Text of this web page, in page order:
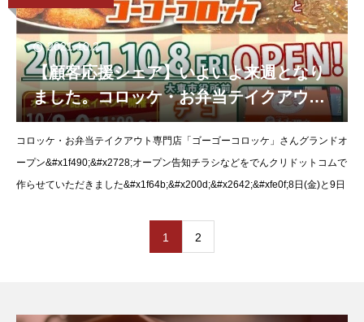
2021.10.2
【顧客応援シェア】いよいよ来週となり
ました。コロッケ・お弁当テイクアウト
専門店「ゴーゴーコロッケ」さんグラン
ドオープン！
コロッケ・お弁当テイクアウト専門店「ゴーゴーコロッケ」さんグランドオ
ープン&#x1f490;&#x2728;オープン告知チラシなどをでんクリドットコムで
作らせていただきました&#x1f64b;&#x200d;&#x2642;&#xfe0f;8日(金)と9日
1 2